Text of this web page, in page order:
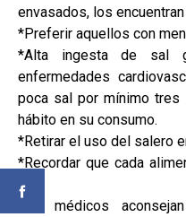
envasados, los
*Preferir aquellos con
*Alta ingesta de sal
enfermedades
poca sal por mínimo tres
hábito en su consumo.
*Retirar el uso del salero
*Recordar que cada
sal.
Los médicos